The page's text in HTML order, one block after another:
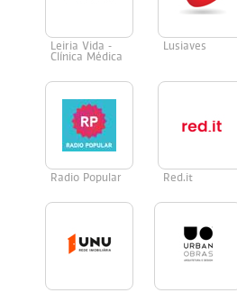
Leiria Vida -
Clínica Médica
Lusiaves
Radio Popular Red.it